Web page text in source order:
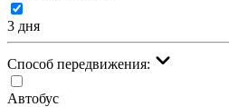
3 дня
Cпособ передвижения:
Автобус